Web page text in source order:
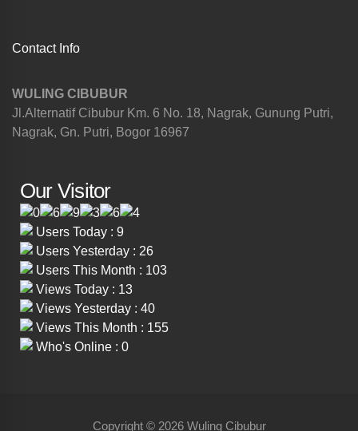
Contact Info
WULING CIBUBUR
Jl.Alternatif Cibubur Km. 6 No. 18, Nagrak, Gunung Putri,
Nagrak, Gn. Putri, Bogor 16967
Our Visitor
Users Today : 9
Users Yesterday : 26
Users This Month : 103
Views Today : 13
Views Yesterday : 40
Views This Month : 155
Who's Online : 0
Copyright © 2026 Wuling Cibubur